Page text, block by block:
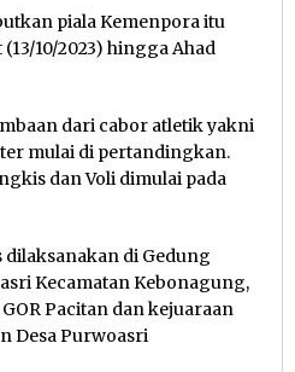
piala Kemenpora itu
10/2023) hingga Ahad
dari cabor atletik yakni
mulai di pertandingkan.
dan Voli dimulai pada
di Gedung
Kecamatan Kebonagung,
Pacitan dan kejuaraan
Desa Purwoasri